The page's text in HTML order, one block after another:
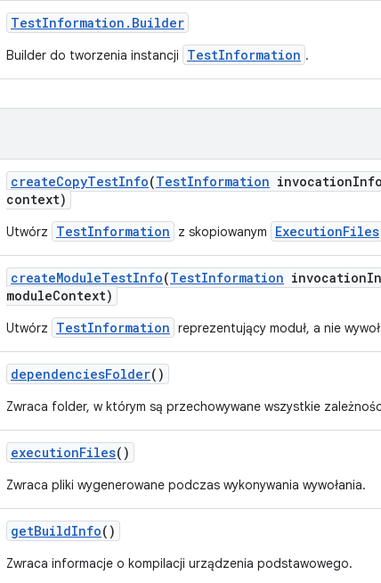
TestInformation . Builder
Builder do tworzenia instancji TestInformation .
createCopyTestInfo(TestInformation invocationInfo
context)
Utwórz TestInformation z skopiowanym ExecutionFiles
createModuleTestInfo(TestInformation invocation
moduleContext)
Utwórz TestInformation reprezentujący moduł, a nie
dependenciesFolder()
Zwraca folder, w którym są przechowywane wszystkie
executionFiles()
Zwraca pliki wygenerowane podczas wykonywania wywołania.
getBuildInfo()
Zwraca informacje o kompilacji urządzenia podstawowego.